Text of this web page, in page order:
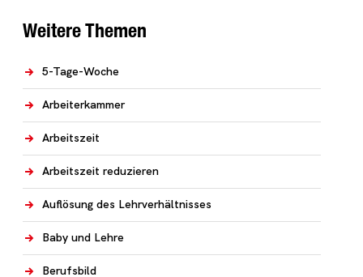
Weitere Themen
5-Tage-Woche
Arbeiterkammer
Arbeitszeit
Arbeitszeit reduzieren
Auflösung des Lehrverhältnisses
Baby und Lehre
Berufsbild